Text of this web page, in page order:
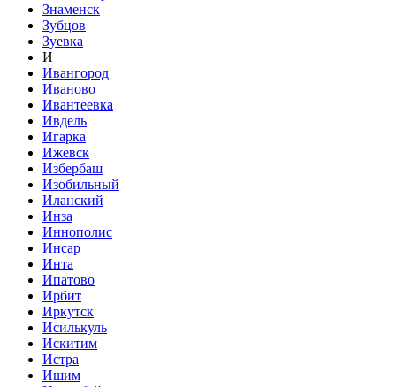
Знаменск
Зубцов
Зуевка
И
Ивангород
Иваново
Ивантеевка
Ивдель
Игарка
Ижевск
Избербаш
Изобильный
Иланский
Инза
Иннополис
Инсар
Инта
Ипатово
Ирбит
Иркутск
Исилькуль
Искитим
Истра
Ишим